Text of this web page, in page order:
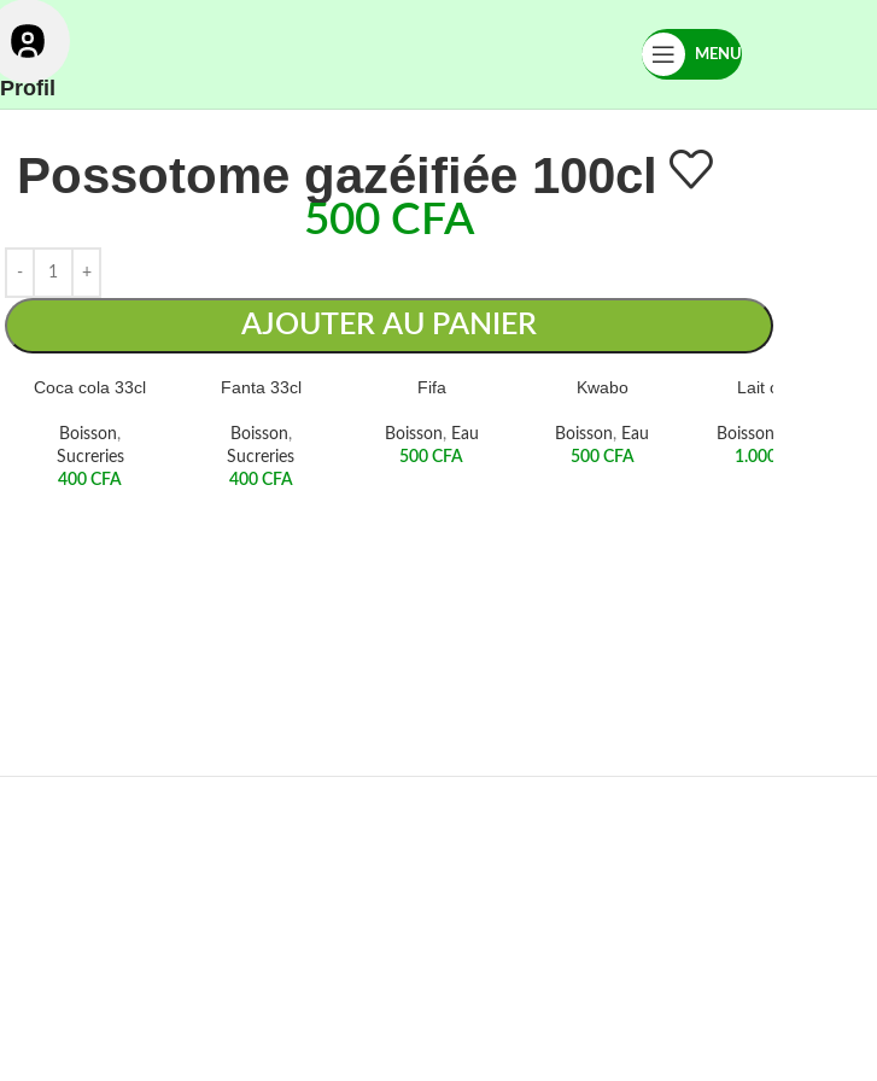
Profil
MENU
Possotome gazéifiée 100cl
500 CFA
AJOUTER AU PANIER
Coca cola 33cl
Boisson,
Sucreries
400CFA
Fanta 33cl
Boisson,
Sucreries
400 CFA
Fifa
Boisson, Eau
500CFA
Kwabo
Boisson, Eau
500 CFA
Lait caillé
Boisson
1.000